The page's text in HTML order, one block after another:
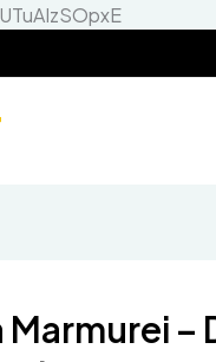
Skip
content
–